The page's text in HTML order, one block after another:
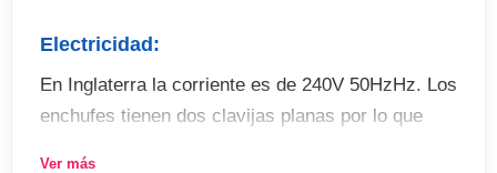
y entretenimiento de un resort de vacaciones
internacional. Desde cines, teatros, restaurantes,
pubs y clubs de moda, salas de concierto,
música. Cosas que ver: - Bournemouth
Electricidad:
En Inglaterra la corriente es de 240V 50HzHz. Los
enchufes tienen dos clavijas planas por lo que
Ver más